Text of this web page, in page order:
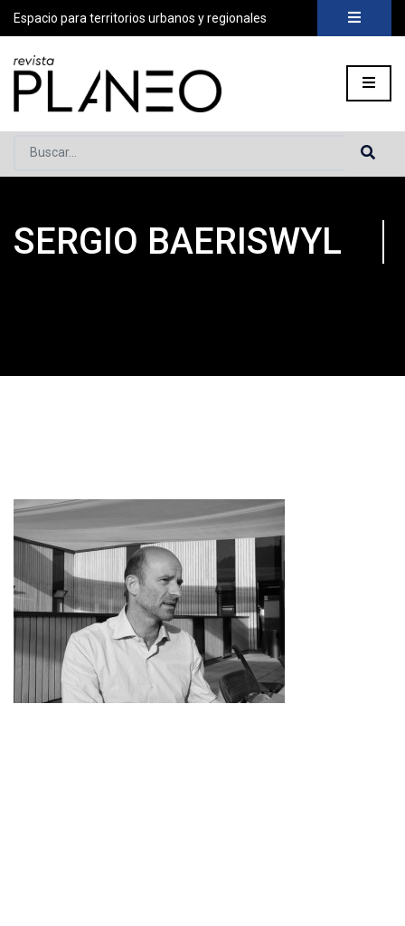
Espacio para territorios urbanos y regionales
Buscar...
Portada» Planeo Hoy »Sergio Baeriswyl
SERGIO BAERISWYL